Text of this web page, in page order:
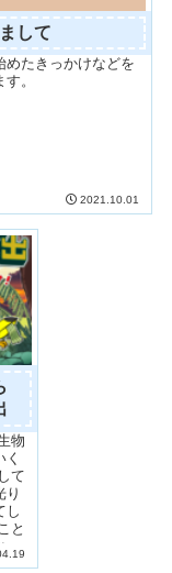
して
めたきっかけなどを
。
2021.10.01
物
て
り
し
と